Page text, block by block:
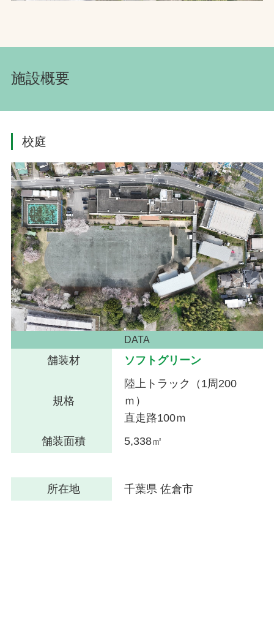
施設概要
校庭
DATA
舗装材 ソフトグリーン
規格
陸上トラック（1周200
ｍ）
直走路100ｍ
舗装面積
5,338㎡
所在地 千葉県 佐倉市